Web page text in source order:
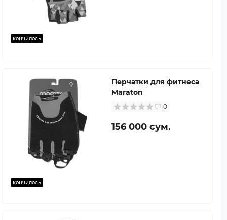
кончилось
кончилось
Перчатки для фитнеса
Maraton
0
156 000 сум.